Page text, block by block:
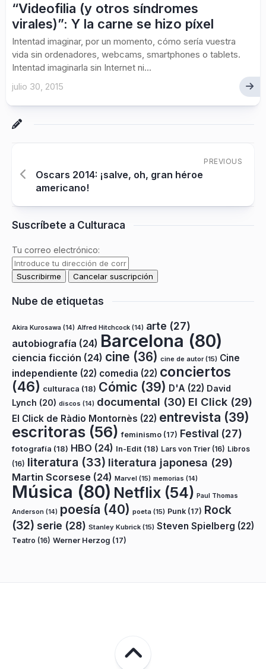
“Videofilia (y otros síndromes
virales)”: Y la carne se hizo píxel
Intentad imaginar, por un momento, cómo sería vuestra
vida sin ordenadores, webcams, smartphones o tablets.
Intentad imaginarla sin Internet ni...
julio 30, 2015
PREVIOUS
Oscars 2014: ¡salve, oh, gran héroe
americano!
Suscríbete a Culturaca
Tu correo electrónico:
Nube de etiquetas
Akira Kurosawa (14) Alfred Hitchcock (14) arte (27)
autobiografía (24) Barcelona (80)
ciencia ficción (24) cine (36) cine de autor(15) Cine
independiente (22) comedia (22) conciertos
(46) culturaca (18) Cómic (39) D'A (22) David
Lynch (20) discos (14) documental (30) El Click (29)
El Click de Ràdio Montornès (22) entrevista (39)
escritoras (56) feminismo (17) Festival (27)
fotografía (18) HBO (24) In-Edit (18) Lars von Trier (16) Libros
(16) literatura (33) literatura japonesa (29)
Martin Scorsese (24) Marvel (15) memorias (14)
Música (80) Netflix (54) Paul Thomas
Anderson (14) poesía (40) poeta (15) Punk (17) Rock
(32) serie (28) Stanley Kubrick (15) Steven Spielberg (22)
Teatro (16) Werner Herzog (17)